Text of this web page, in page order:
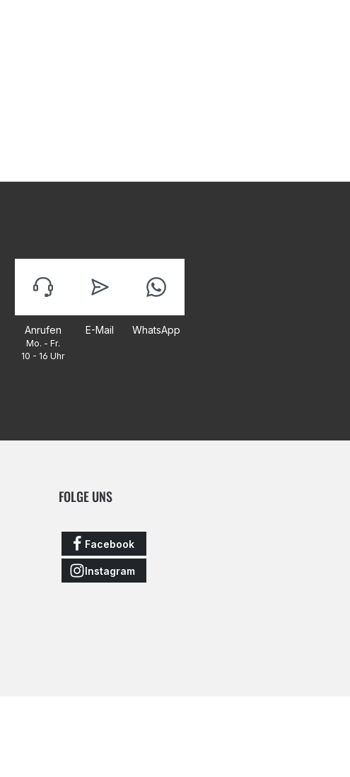
Anrufen
Mo. - Fr.
10 - 16 Uhr
E-Mail WhatsApp
FOLGE UNS
Facebook
Instagram